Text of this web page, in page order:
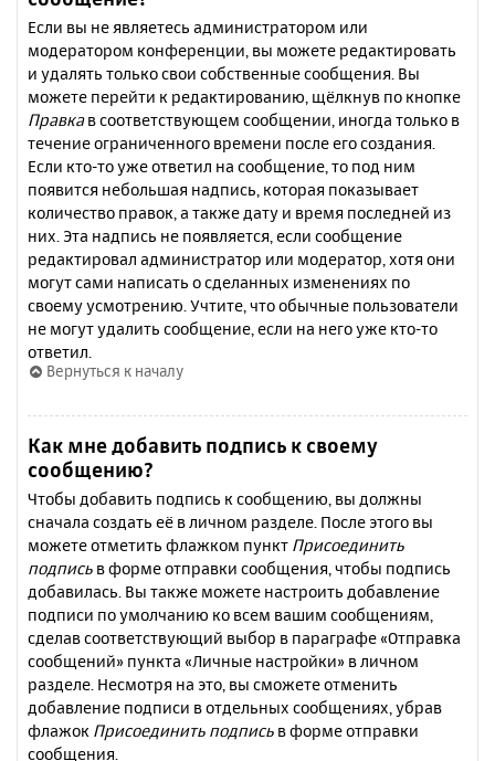
Если вы не являетесь администратором или
модератором конференции, вы можете редактировать
и удалять только свои собственные сообщения. Вы
можете перейти к редактированию, щёлкнув по кнопке
Правкав соответствующем сообщении, иногда только в
течение ограниченного времени после его создания.
Если кто-то уже ответил на сообщение, то под ним
появится небольшая надпись, которая показывает
количество правок, а также дату и время последней из
них. Эта надпись не появляется, если сообщение
редактировал администратор или модератор, хотя они
могут сами написать о сделанных изменениях по
своему усмотрению. Учтите, что обычные пользователи
не могут удалить сообщение, если на него уже кто-то
ответил.
Вернуться к началу
Как мне добавить подпись к своему
сообщению?
Чтобы добавить подпись к сообщению, вы должны
сначала создать её в личном разделе. После этого вы
можете отметить флажком пункт Присоединить
подпись в форме отправки сообщения, чтобы подпись
добавилась. Вы также можете настроить добавление
подписи по умолчанию ко всем вашим сообщениям,
сделав соответствующий выбор в параграфе «Отправка
сообщений» пункта «Личные настройки» в личном
разделе. Несмотря на это, вы сможете отменить
добавление подписи в отдельных сообщениях, убрав
флажок Присоединить подпись в форме отправки
сообщения.